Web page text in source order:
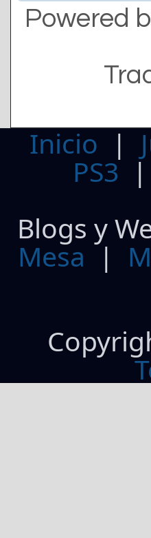
Powered
Inicio |
PS3|
Blogs y
Mesa |